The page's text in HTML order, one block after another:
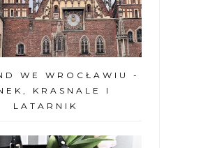
WE WROCŁAWIU -
KRASNALE I
LATARNIK